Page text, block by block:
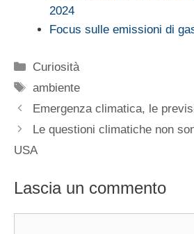
2024
Focus sulle emissioni di
Categorie
Curiosità
Tag
ambiente
Emergenza climatica, le
Le questioni climatiche non
USA
Lascia un commento